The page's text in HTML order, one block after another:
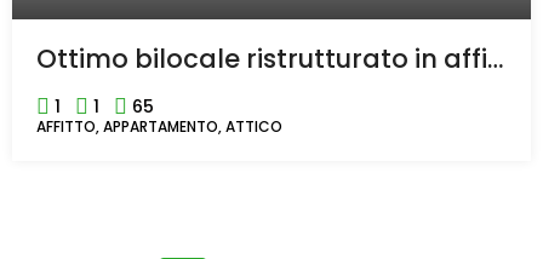
Ottimo bilocale ristrutturato in affitto in centro a Rho
1 1 65
AFFITTO, APPARTAMENTO, ATTICO